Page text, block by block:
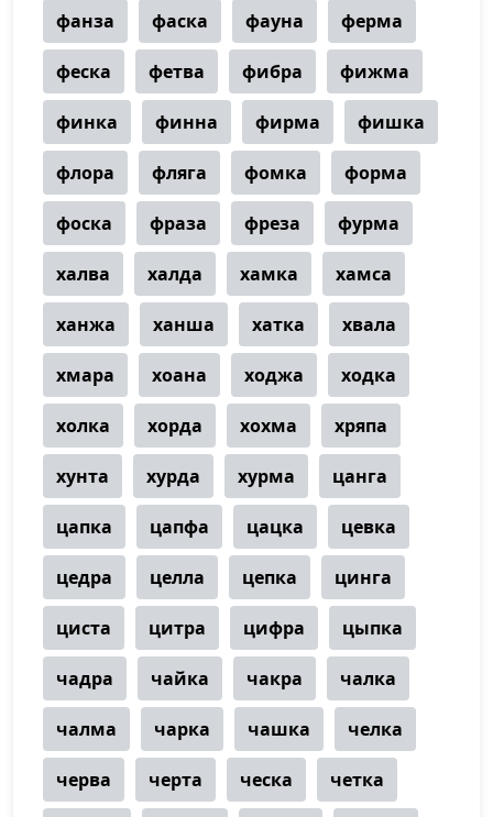
фанза фаска фауна ферма
феска фетва фибра фижма
финка финна фирма фишка
флора фляга фомка форма
фоска фраза фреза фурма
халва халда хамка хамса
ханжа ханша хатка хвала
хмара хоана ходжа ходка
холка хорда хохма хряпа
хунта хурда хурма цанга
цапка цапфа цацка цевка
цедра целла цепка цинга
циста цитра цифра цыпка
чадра чайка чакра чалка
чалма чарка чашка челка
черва черта ческа четка